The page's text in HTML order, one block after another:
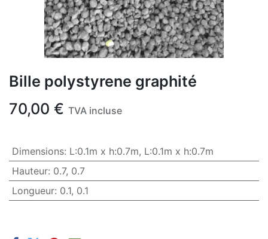
Bille polystyrene graphité
70,00 € TVA incluse
Dimensions: L:0.1m x h:0.7m, L:0.1m x h:0.7m
Hauteur: 0.7, 0.7
Longueur: 0.1, 0.1